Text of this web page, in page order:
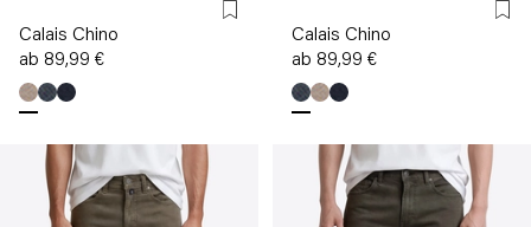
Calais Chino
ab 89,99 €
Calais Chino
ab 89,99 €